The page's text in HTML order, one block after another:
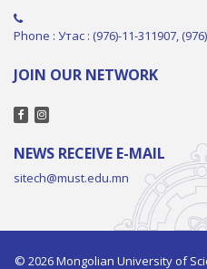
Phone : Утас : (976)-11-311907,
JOIN OUR NETWORK
NEWS RECEIVE E-MAIL
sitech@must.edu.mn
© 2026 Mongolian University of